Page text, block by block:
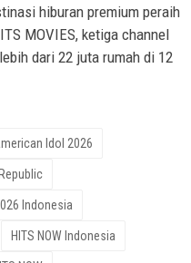
hiburan premium peraih
MOVIES, ketiga channel
dari 22 juta rumah di 12
Idol 2026
Indonesia
HITS NOW Indonesia